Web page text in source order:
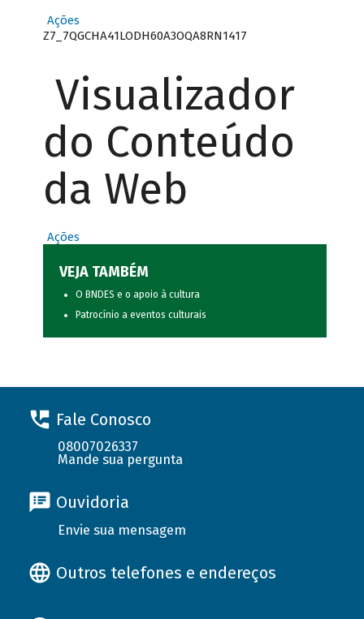
Ações
Z7_7QGCHA41LODH60A3OQA8RN1417
Visualizador
do Conteúdo
da Web
Ações
VEJA TAMBÉM
O BNDES e o apoio à cultura
Patrocínio a eventos culturais
Fale Conosco
08007026337
Mande sua pergunta
Ouvidoria
Envie sua mensagem
Outros telefones e endereços